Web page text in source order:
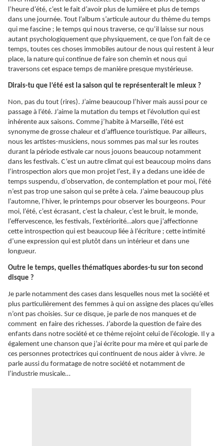
l’heure d’été, c’est le fait d’avoir plus de lumière et plus de temps
dans une journée. Tout l’album s’articule autour du thème du temps
qui me fascine ; le temps qui nous traverse, ce qu’il laisse sur nous
autant psychologiquement que physiquement, ce que l’on fait de ce
temps, toutes ces choses immobiles autour de nous qui restent à leur
place, la nature qui continue de faire son chemin et nous qui
traversons cet espace temps de manière presque mystérieuse.
Dirais-tu que l’été est la saison qui te représenterait le mieux ?
Non, pas du tout (rires). J’aime beaucoup l’hiver mais aussi pour ce
passage à l’été. J’aime la mutation du temps et l’évolution qui est
inhérente aux saisons. Comme j’habite à Marseille, l’été est
synonyme de grosse chaleur et d’affluence touristique. Par ailleurs,
nous les artistes-musiciens, nous sommes pas mal sur les routes
durant la période estivale car nous jouons beaucoup notamment
dans les festivals. C’est un autre climat qui est beaucoup moins dans
l’introspection alors que mon projet l’est, il y a dedans une idée de
temps suspendu, d’observation, de contemplation et pour moi, l’été
n’est pas trop une saison qui se prête à cela. J’aime beaucoup plus
l’automne, l’hiver, le printemps pour observer les bourgeons. Pour
moi, l’été, c’est écrasant, c’est la chaleur, c’est le bruit, le monde,
l’effervescence, les festivals, l’extériorité…alors que j’affectionne
cette introspection qui est beaucoup liée à l’écriture ; cette intimité
d’une expression qui est plutôt dans un intérieur et dans une
longueur.
Outre le temps, quelles thématiques abordes-tu sur ton second
disque ?
Je parle notamment des cases dans lesquelles nous met la société et
plus particulièrement des femmes à qui on assigne des places qu’elles
n’ont pas choisies. Sur ce disque, je parle de nos manques et de
comment en faire des richesses. J’aborde la question de faire des
enfants dans notre société et ce thème rejoint celui de l’écologie. Il y a
également une chanson que j’ai écrite pour ma mère et qui parle de
ces personnes protectrices qui continuent de nous aider à vivre. Je
parle aussi du formatage de notre société et notamment de
l’industrie musicale…